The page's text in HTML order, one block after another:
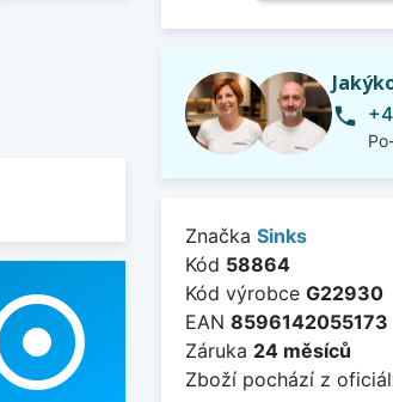
phone
Značka Sinks
Kód 58864
Kód výrobce G22930
EAN 8596142055173
Záruka 24 měsíců
Zboží pochází z